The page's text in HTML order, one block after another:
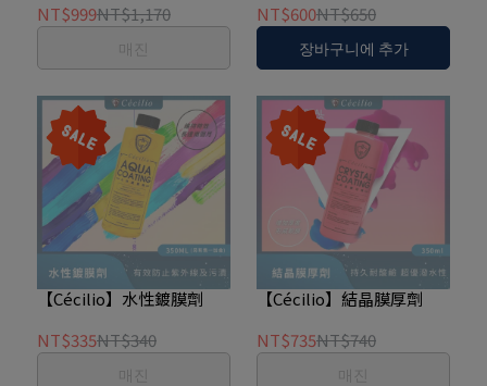
NT$999NT$1,170
매진
NT$600NT$650
장바구니에 추가
【Cécilio】水性鍍膜劑
NT$335NT$340
매진
【Cécilio】結晶膜厚劑
NT$735NT$740
매진